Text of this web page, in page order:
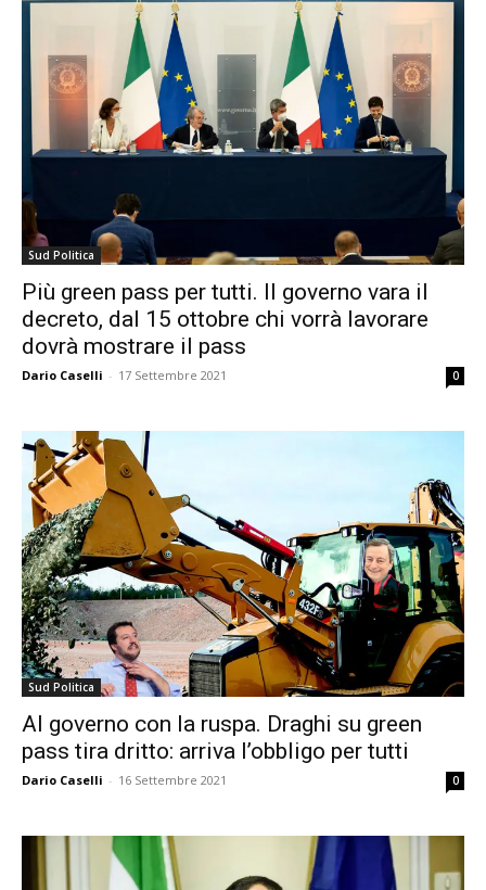
Sud Politica
Più green pass per tutti. Il governo vara il
decreto, dal 15 ottobre chi vorrà lavorare
dovrà mostrare il pass
Dario Caselli - 17 Settembre 2021 0
Sud Politica
Al governo con la ruspa. Draghi su green
pass tira dritto: arriva l’obbligo per tutti
Dario Caselli - 16 Settembre 2021 0